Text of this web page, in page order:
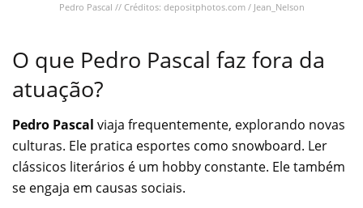
Pedro Pascal // Créditos: depositphotos.com / Jean_Nelson
O que Pedro Pascal faz fora da
atuação?
Pedro Pascal viaja frequentemente, explorando novas
culturas. Ele pratica esportes como snowboard. Ler
clássicos literários é um hobby constante. Ele também
se engaja em causas sociais.